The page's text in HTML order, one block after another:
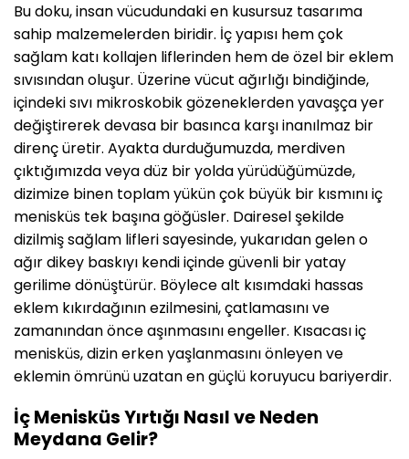
Bu doku, insan vücudundaki en kusursuz tasarıma
sahip malzemelerden biridir. İç yapısı hem çok
sağlam katı kollajen liflerinden hem de özel bir eklem
sıvısından oluşur. Üzerine vücut ağırlığı bindiğinde,
içindeki sıvı mikroskobik gözeneklerden yavaşça yer
değiştirerek devasa bir basınca karşı inanılmaz bir
direnç üretir. Ayakta durduğumuzda, merdiven
çıktığımızda veya düz bir yolda yürüdüğümüzde,
dizimize binen toplam yükün çok büyük bir kısmını iç
menisküs tek başına göğüsler. Dairesel şekilde
dizilmiş sağlam lifleri sayesinde, yukarıdan gelen o
ağır dikey baskıyı kendi içinde güvenli bir yatay
gerilime dönüştürür. Böylece alt kısımdaki hassas
eklem kıkırdağının ezilmesini, çatlamasını ve
zamanından önce aşınmasını engeller. Kısacası iç
menisküs, dizin erken yaşlanmasını önleyen ve
eklemin ömrünü uzatan en güçlü koruyucu bariyerdir.
İç Menisküs Yırtığı Nasıl ve Neden
Meydana Gelir?